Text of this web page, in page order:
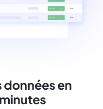
données en